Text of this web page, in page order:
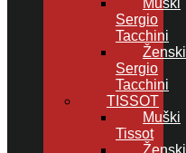
Muški
Sergio
Tacchini
Ženski
Sergio
Tacchini
TISSOT
Muški
Tissot
Ženski